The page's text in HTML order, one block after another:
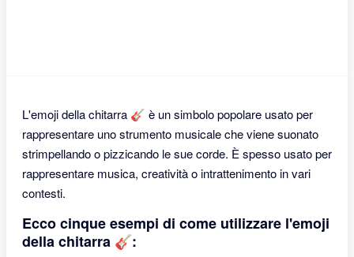
L'emoji della chitarra 🎸 è un simbolo popolare usato per
rappresentare uno strumento musicale che viene suonato
strimpellando o pizzicando le sue corde. È spesso usato per
rappresentare musica, creatività o intrattenimento in vari
contesti.
Ecco cinque esempi di come utilizzare l'emoji
della chitarra 🎸: